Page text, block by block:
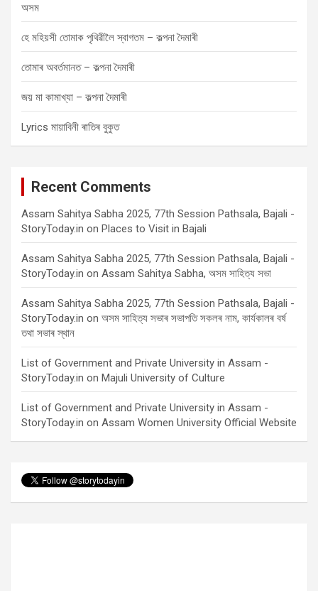
অসম
হে মহিয়সী তোমাক পৃথিৱীলৈ স্বাগতম – কল্পনা দৈমাৰী
তোমাৰ অবৰ্তমানত – কল্পনা দৈমাৰী
জয় মা কামাখ্যা – কল্পনা দৈমাৰী
Lyrics মায়াবিনী ৰাতিৰ বুকুত
Recent Comments
Assam Sahitya Sabha 2025, 77th Session Pathsala, Bajali -
StoryToday.in on Places to Visit in Bajali
Assam Sahitya Sabha 2025, 77th Session Pathsala, Bajali -
StoryToday.in on Assam Sahitya Sabha, অসম সাহিত্য সভা
Assam Sahitya Sabha 2025, 77th Session Pathsala, Bajali -
StoryToday.in on অসম সাহিত্য সভাৰ সভাপতি সকলৰ নাম, কাৰ্যকালৰ বৰ্ষ
তথা সভাৰ স্থান
List of Government and Private University in Assam -
StoryToday.in on Majuli University of Culture
List of Government and Private University in Assam -
StoryToday.in on Assam Women University Official Website